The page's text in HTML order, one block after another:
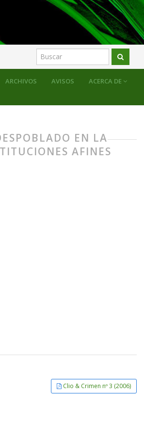
ARCHIVOS AVISOS ACERCA DE
afines
EN LA
AFINES
Clio & Crimen nº 3 (2006)